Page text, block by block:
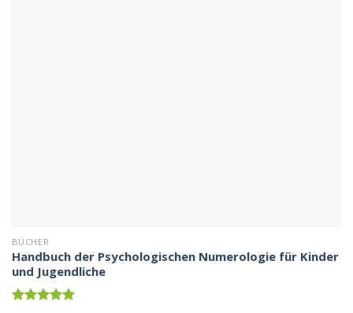
BÜCHER
Handbuch der Psychologischen Numerologie für Kinder
und Jugendliche